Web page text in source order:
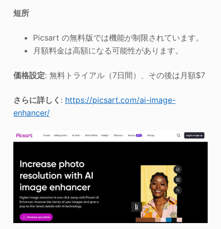
短所
Picsart の無料版では機能が制限されています。
月額料金は高額になる可能性があります。
価格設定: 無料トライアル（7日間）、その後は月額$7
さらに詳しく : https://picsart.com/ai-image-
enhancer/